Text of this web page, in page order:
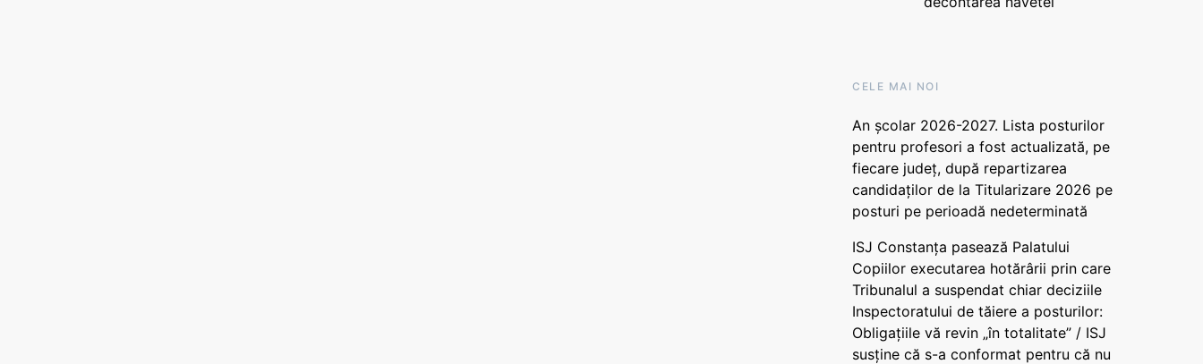
CELE MAI NOI
An școlar 2026-2027. Lista posturilor
pentru profesori a fost actualizată, pe
fiecare județ, după repartizarea
candidaților de la Titularizare 2026 pe
posturi pe perioadă nedeterminată
ISJ Constanța pasează Palatului
Copiilor executarea hotărârii prin care
Tribunalul a suspendat chiar deciziile
Inspectoratului de tăiere a posturilor:
Obligațiile vă revin „în totalitate” / ISJ
susține că s-a conformat pentru că nu